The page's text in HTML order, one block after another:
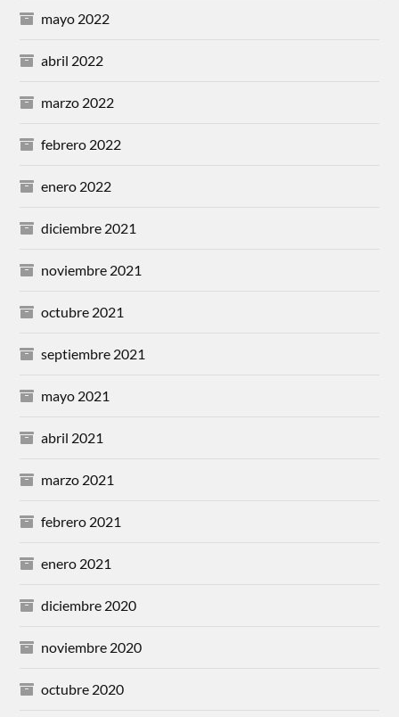
mayo 2022
abril 2022
marzo 2022
febrero 2022
enero 2022
diciembre 2021
noviembre 2021
octubre 2021
septiembre 2021
mayo 2021
abril 2021
marzo 2021
febrero 2021
enero 2021
diciembre 2020
noviembre 2020
octubre 2020